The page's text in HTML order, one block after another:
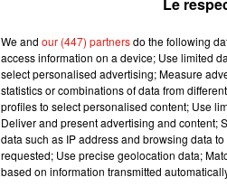
1 2 3
We and our (447) partnersdo the following
access information on a device; Use limited
select personalised advertising; Measure
statistics or combinations of data from
profiles to select personalised content; Use
Deliver and present advertising and content;
data such as IP address and browsing data
requested; Use precise geolocation data;
based on information transmitted